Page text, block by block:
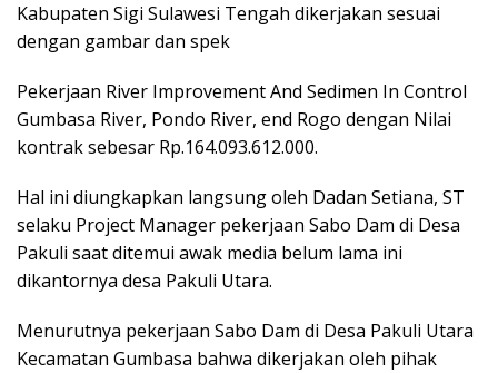
Kabupaten Sigi Sulawesi Tengah dikerjakan sesuai
dengan gambar dan spek
Pekerjaan River Improvement And Sedimen In Control
Gumbasa River, Pondo River, end Rogo dengan Nilai
kontrak sebesar Rp.164.093.612.000.
Hal ini diungkapkan langsung oleh Dadan Setiana, ST
selaku Project Manager pekerjaan Sabo Dam di Desa
Pakuli saat ditemui awak media belum lama ini
dikantornya desa Pakuli Utara.
Menurutnya pekerjaan Sabo Dam di Desa Pakuli Utara
Kecamatan Gumbasa bahwa dikerjakan oleh pihak